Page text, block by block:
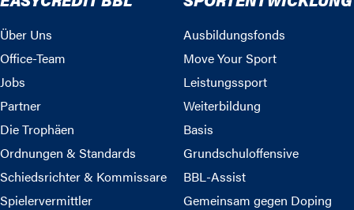
Über Uns
Office-Team
Jobs
Partner
Die Trophäen
Ordnungen & Standards
Schiedsrichter & Kommissare
Spielervermittler
Ausbildungsfonds
Move Your Sport
Leistungssport
Weiterbildung
Basis
Grundschuloffensive
BBL-Assist
Gemeinsam gegen Doping